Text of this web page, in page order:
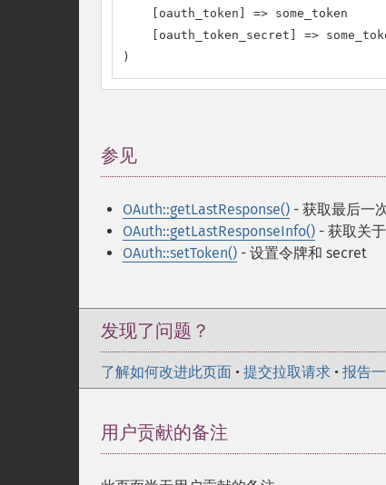
    [oauth_token] => some_token
[oauth_token_secret] =>
)
参见
OAuth::getLastResponse() - 获取最后一
OAuth::getLastResponseInfo() - 获取关
OAuth::setToken() - 设置令牌和 secret
发现了问题？
了解如何改进此页面 • 提交拉取请求 • 报告
用户贡献的备注